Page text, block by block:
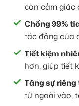
còn cảm giác
Chống 99%
tác động của
Tiết kiệm
hơn, giúp tiết
Tăng sự riêng
từ ngoài vào,